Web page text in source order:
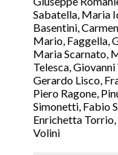
Sabatella, Maria
Basentini,
Mario, Faggella,
Maria Scarnato,
Telesca,
Gerardo Lisco,
Piero Ragone,
Simonetti, Fabio
Enrichetta
Volini